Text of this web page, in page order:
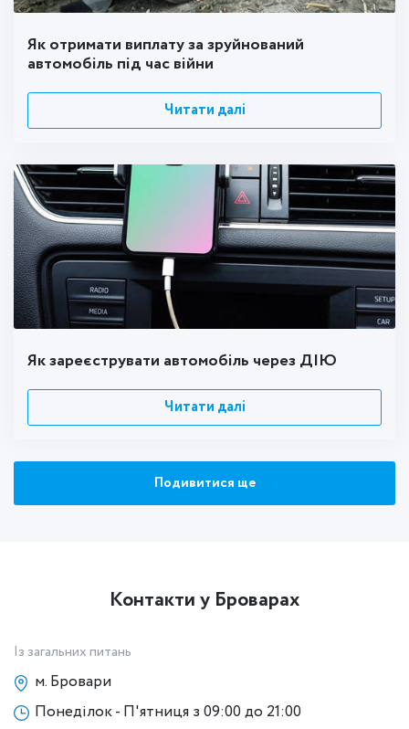
Як отримати виплату за зруйнований
автомобіль під час війни
Читати далі
Як зареєструвати автомобіль через ДІЮ
Читати далі
Подивитися ще
Контакти у Броварах
Із загальних питань
м. Бровари
Понеділок - П'ятниця з 09:00 до 21:00